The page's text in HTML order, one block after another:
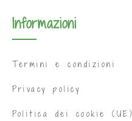
Informazioni
Termini e condizioni
Privacy policy
Politica dei cookie (UE)